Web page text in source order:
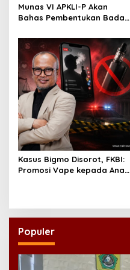
Munas VI APKLI-P Akan
Bahas Pembentukan Badan
Dinilai Penting Hadapi
Bonus Demografi
Kasus Bigmo Disorot, FKBI:
Promosi Vape kepada Anak
Populer